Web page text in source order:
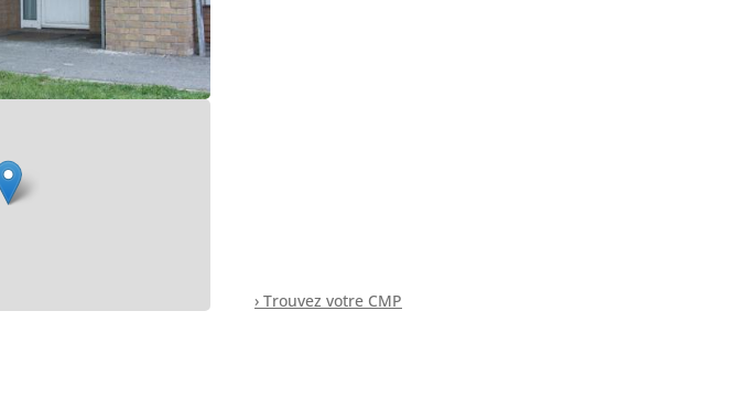
› Trouvez votre CMP